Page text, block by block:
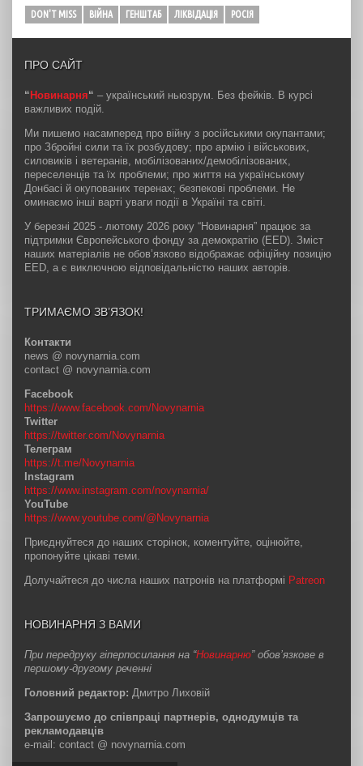
DON'T MISS ВІЙНА ГЕНШТАБ ЛІКВІДАЦІЯ РОСІЯ
ПРО САЙТ
“ Новинарня“ – український ньюзрум. Без фейків. В курсі
важливих подій.
Ми пишемо насамперед про війну з російськими окупантами;
про Збройні сили та їх розбудову; про армію і військових,
силовиків і ветеранів, мобілізованих/демобілізованих,
переселенців та їх проблеми; про життя на українському
Донбасі й окупованих теренах; безпекові проблеми. Не
оминаємо інші варті уваги події в Україні та світі.
У березні 2025 - лютому 2026 року “Новинарня” працює за
підтримки Європейського фонду за демократію (EED). Зміст
наших матеріалів не обов’язково відображає офіційну позицію
EED, а є виключною відповідальністю наших авторів.
ТРИМАЄМО ЗВ’ЯЗОК!
Контакти
news @ novynarnia.com
contact @ novynarnia.com
Facebook
https://www.facebook.com/Novynarnia
Twitter
https://twitter.com/Novynarnia
Телеграм
https://t.me/Novynarnia
Instagram
https://www.instagram.com/novynarnia/
YouTube
https://www.youtube.com/@Novynarnia
Приєднуйтеся до наших сторінок, коментуйте, оцінюйте,
пропонуйте цікаві теми.
Долучайтеся до числа наших патронів на платформі Patreon
НОВИНАРНЯ З ВАМИ
При передруку гіперпосилання на “Новинарню” обов’язкове в
першому-другому реченні
Головний редактор: Дмитро Лиховій
Запрошуємо до співпраці партнерів, однодумців та
рекламодавців
e-mail: contact @ novynarnia.com